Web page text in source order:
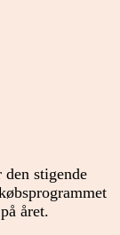
stigende
året.